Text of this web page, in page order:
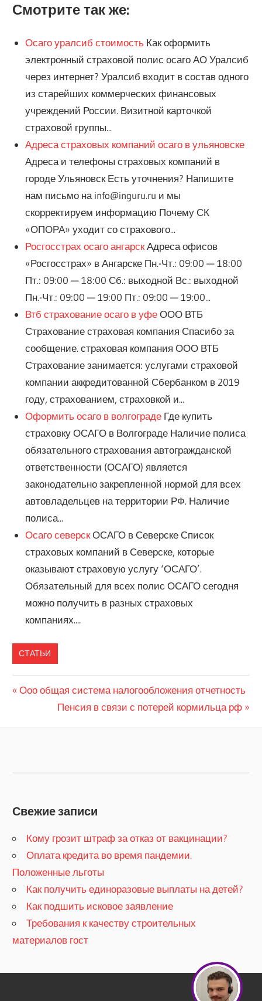
Смотрите так же:
Осаго уралсиб стоимость Как оформить
электронный страховой полис осаго АО Уралсиб
через интернет? Уралсиб входит в состав одного
из старейших коммерческих финансовых
учреждений России. Визитной карточкой
страховой группы...
Адреса страховых компаний осаго в ульяновске
Адреса и телефоны страховых компаний в
городе Ульяновск Есть уточнения? Напишите
нам письмо на info@inguru.ru и мы
скорректируем информацию Почему СК
«ОПОРА» уходит со страхового...
Росгосстрах осаго ангарскАдреса офисов
«Росгосстрах» в Ангарске Пн.-Чт.: 09:00 — 18:00
Пт.: 09:00 — 18:00 Сб.: выходной Вс.: выходной
Пн.-Чт.: 09:00 — 19:00 Пт.: 09:00 — 19:00...
Втб страхование осаго в уфеООО ВТБ
Страхование страховая компания Спасибо за
сообщение. страховая компания ООО ВТБ
Страхование занимается: услугами страховой
компании аккредитованной Сбербанком в 2019
году, страхованием, страховкой и...
Оформить осаго в волгоградеГде купить
страховку ОСАГО в Волгограде Наличие полиса
обязательного страхования автогражданской
ответственности (ОСАГО) является
законодательно закрепленной нормой для всех
автовладельцев на территории РФ. Наличие
полиса...
Осаго северскОСАГО в Северске Список
страховых компаний в Северске, которые
оказывают страховую услугу ‘ОСАГО’.
Обязательный для всех полис ОСАГО сегодня
можно получить в разных страховых
компаниях....
СТАТЬИ
Навигация
по
Previous
Ооо общая система налогообложения отчетность
Next
Пенсия в связи с потерей кормильца рф
Свежие записи
Кому грозит штраф за отказ от вакцинации?
​Оплата кредита во время пандемии.
Положенные льготы
​Как получить единоразовые выплаты на детей?
Как подшить исковое заявление
Требования к качеству строительных
материалов гост